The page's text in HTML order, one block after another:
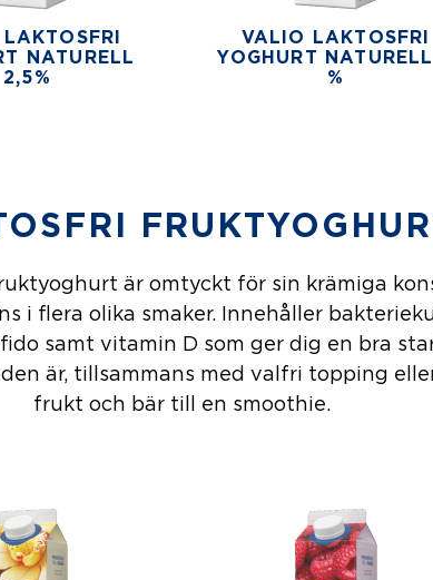
NATURELL
2,5%
VALIO LAKTOSFRI
YOGHURT
%
är omtyckt för sin krämiga
i flera olika smaker. Innehåller
samt vitamin D som ger dig en bra
är, tillsammans med valfri topping
frukt och bär till en smoothie.